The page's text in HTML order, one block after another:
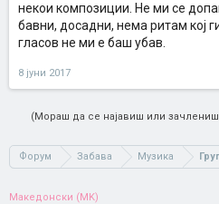
некои композиции. Не ми се
бавни, досадни, нема ритам кој
гласов не ми е баш убав.
8 јуни 2017
(Мораш да се најавиш или
Форум Забава Музика
Македонски (MK)